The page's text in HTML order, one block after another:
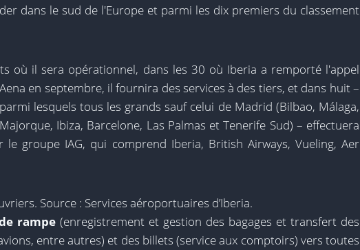
dans le sud de l'Europe et parmi les dix premiers du classement
où il sera opérationnel, dans les 30 où Iberia a remporté l'appel
en septembre, il fournira des services à des tiers, et dans huit –
lesquels tous les grands sauf celui de Madrid (Bilbao, Málaga,
Ibiza, Barcelone, Las Palmas et Tenerife Sud) – effectuera
le groupe IAG, qui comprend Iberia, British Airways, Vueling, Aer
Source : Services aéroportuaires d’Iberia.
rampe (enregistrement et gestion des bagages et transfert des
entre autres) et des billets (service aux comptoirs) vers toutes